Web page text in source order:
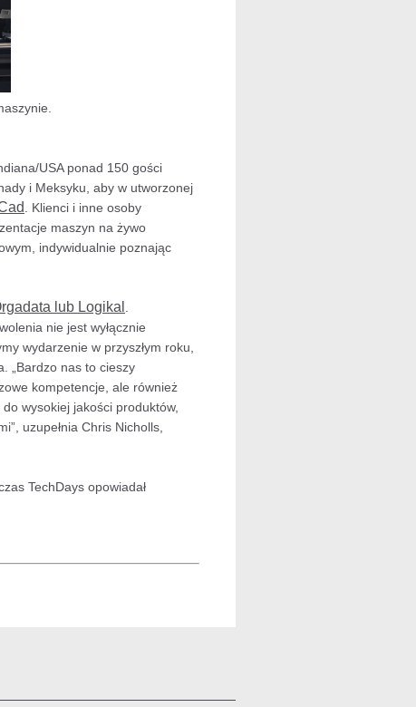
USA ponad 150 gości
i Meksyku, aby w utworzonej
. Klienci i inne osoby
maszyn na żywo
indywidualnie poznając
lub Logikal
nie jest wyłącznie
wydarzenie w przyszłym roku,
„Bardzo nas to cieszy
kompetencje, ale również
wysokiej jakości produktów,
uzupełnia Chris Nicholls,
TechDays opowiadał